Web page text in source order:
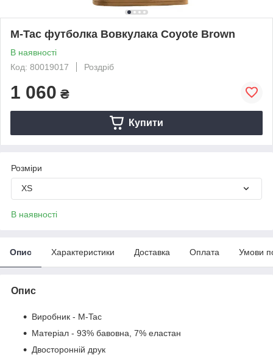
M-Tac футболка Вовкулака Coyote Brown
В наявності
Код: 80019017
Роздріб
1 060 ₴
Купити
Розміри
XS
В наявності
Опис Характеристики Доставка Оплата Умови
Опис
Виробник - M-Tac
Матеріал - 93% бавовна, 7% еластан
Двосторонній друк